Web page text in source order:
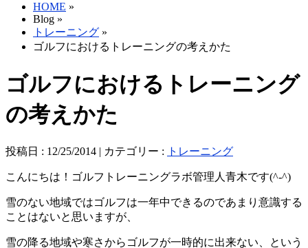
HOME »
Blog »
トレーニング »
ゴルフにおけるトレーニングの考えかた
ゴルフにおけるトレーニング
の考えかた
投稿日 : 12/25/2014 | カテゴリー : トレーニング
こんにちは！ゴルフトレーニングラボ管理人青木です(^-^)
雪のない地域ではゴルフは一年中できるのであまり意識する
ことはないと思いますが、
雪の降る地域や寒さからゴルフが一時的に出来ない、という